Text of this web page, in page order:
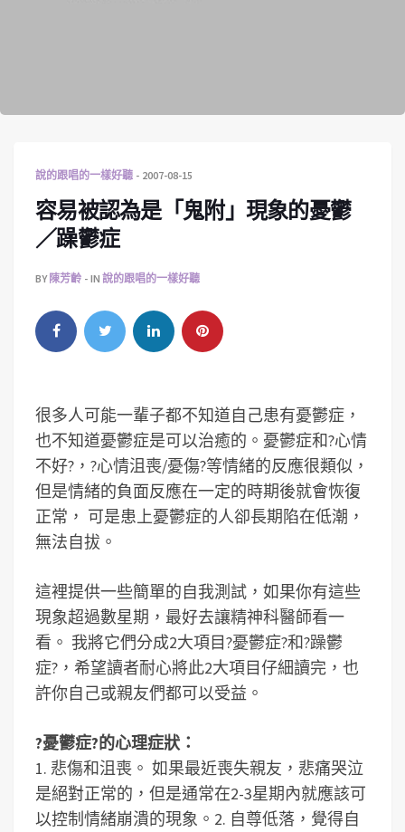
說的跟唱的一樣好聽 2007-08-15
容易被認為是「鬼附」現象的憂鬱
／躁鬱症
BY 陳芳齡 IN 說的跟唱的一樣好聽
很多人可能一輩子都不知道自己患有憂鬱症，
也不知道憂鬱症是可以治癒的。憂鬱症和?心情
不好?，?心情沮喪/憂傷?等情緒的反應很類似，
但是情緒的負面反應在一定的時期後就會恢復
正常， 可是患上憂鬱症的人卻長期陷在低潮，
無法自拔。
這裡提供一些簡單的自我測試，如果你有這些
現象超過數星期，最好去讓精神科醫師看一
看。 我將它們分成2大項目?憂鬱症?和?躁鬱
症?，希望讀者耐心將此2大項目仔細讀完，也
許你自己或親友們都可以受益。
?憂鬱症?的心理症狀：
1. 悲傷和沮喪。 如果最近喪失親友，悲痛哭泣
是絕對正常的，但是通常在2-3星期內就應該可
以控制情緒崩潰的現象。 2. 自尊低落，覺得自